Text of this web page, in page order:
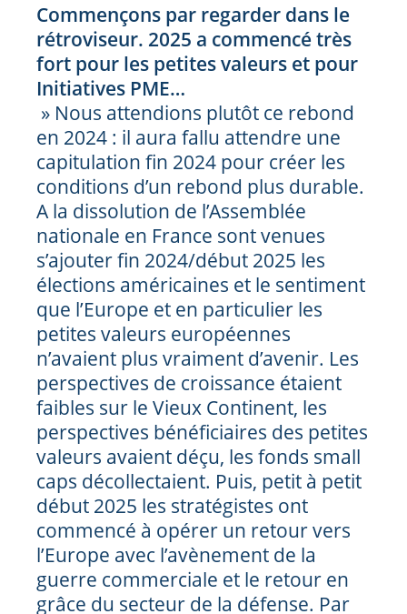
Commençons par regarder dans le
rétroviseur. 2025 a commencé très
fort pour les petites valeurs et pour
Initiatives PME…
» Nous attendions plutôt ce rebond
en 2024 : il aura fallu attendre une
capitulation fin 2024 pour créer les
conditions d’un rebond plus durable.
A la dissolution de l’Assemblée
nationale en France sont venues
s’ajouter fin 2024/début 2025 les
élections américaines et le sentiment
que l’Europe et en particulier les
petites valeurs européennes
n’avaient plus vraiment d’avenir. Les
perspectives de croissance étaient
faibles sur le Vieux Continent, les
perspectives bénéficiaires des petites
valeurs avaient déçu, les fonds small
caps décollectaient. Puis, petit à petit
début 2025 les stratégistes ont
commencé à opérer un retour vers
l’Europe avec l’avènement de la
guerre commerciale et le retour en
grâce du secteur de la défense. Par